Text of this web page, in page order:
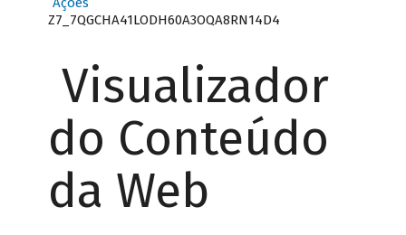
Z7_7QGCHA41LODH60A3OQA8RN14D4
Visualizador
do Conteúdo
da Web